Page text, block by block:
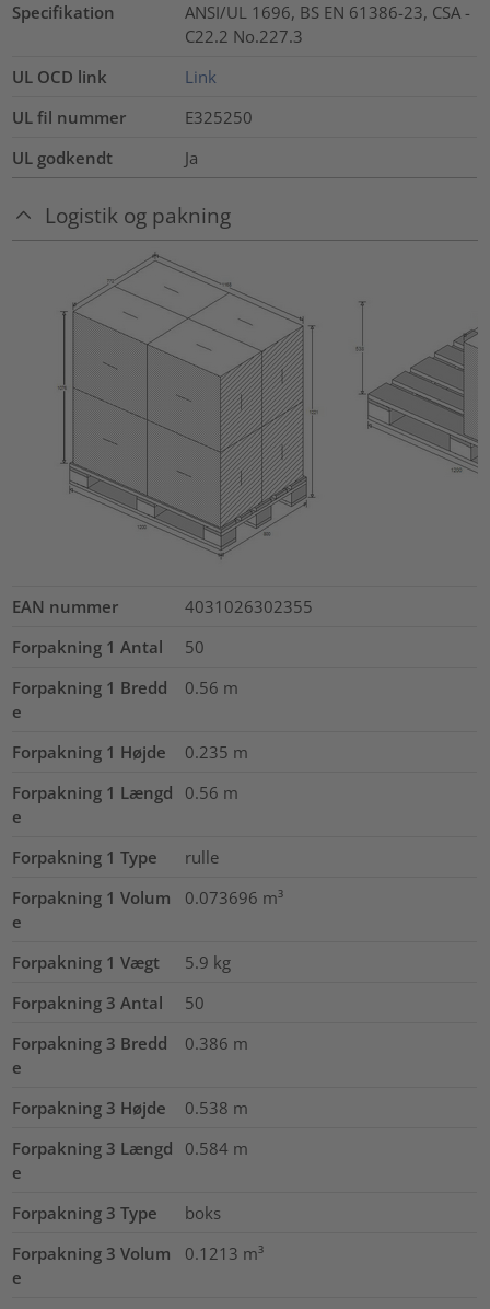
Specifikation
ANSI/UL 1696, BS EN 61386-23, CSA -
C22.2 No.227.3
UL OCD link
Link
UL fil nummer
E325250
UL godkendt
Ja
Logistik og pakning
EAN nummer
4031026302355
Forpakning 1 Antal
50
Forpakning 1 Bredd
e
0.56 m
Forpakning 1 Højde 0.235 m
Forpakning 1 Længd
e
0.56 m
Forpakning 1 Type
rulle
Forpakning 1 Volum
e
0.073696 m³
Forpakning 1 Vægt 5.9 kg
Forpakning 3 Antal
50
Forpakning 3 Bredd
e
0.386 m
Forpakning 3 Højde 0.538 m
Forpakning 3 Længd
e
0.584 m
Forpakning 3 Type
boks
Forpakning 3 Volum
e
0.1213 m³